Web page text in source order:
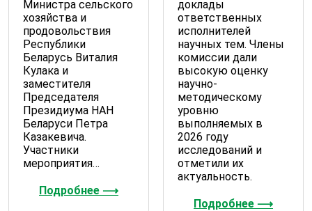
Министра сельского
хозяйства и
продовольствия
Республики
Беларусь Виталия
Кулака и
заместителя
Председателя
Президиума НАН
Беларуси Петра
Казакевича.
Участники
мероприятия…
Подробнее ⟶
доклады
ответственных
исполнителей
научных тем. Члены
комиссии дали
высокую оценку
научно-
методическому
уровню
выполняемых в
2026 году
исследований и
отметили их
актуальность.
Подробнее ⟶